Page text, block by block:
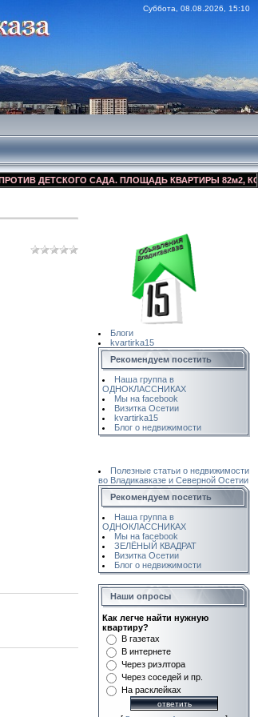
Суббота, 08.08.2026, 15:10
САДА. ПЛОЩАДЬ КВАРТИРЫ 82м2,
Блоги
kvartirka15
Рекомендуем посетить
Наша группа в
ОДНОКЛАССНИКАХ
Мы на facebook
Визитка Осетии
kvartirka15
Блог о недвижимости
Полезные статьи о недвижимости
во Владикавказе и Северной Осетии
Рекомендуем посетить
Наша группа в
ОДНОКЛАССНИКАХ
Мы на facebook
ЗЕЛЁНЫЙ КВАДРАТ
Визитка Осетии
Блог о недвижимости
Наши опросы
Как легче найти нужную
квартиру?
В газетах
В интернете
Через риэлтора
Через соседей и пр.
На расклейках